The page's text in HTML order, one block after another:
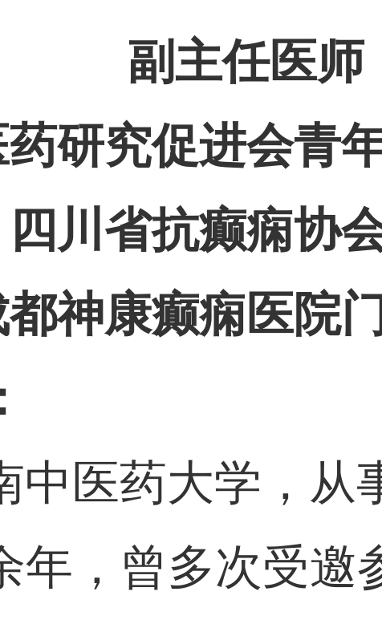
副主任医师
研究促进会青
四川省抗癫痫协
都神康癫痫医院
中医药大学，从
年，曾多次受邀